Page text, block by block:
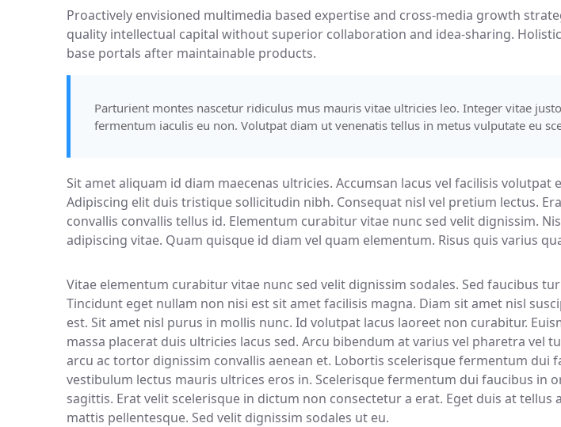
Proactively envisioned multimedia based expertise and cross-media growth
quality intellectual capital without superior collaboration and idea-sharing.
base portals after maintainable products.
Parturient montes nascetur ridiculus mus mauris vitae ultricies leo. Integer vitae
fermentum iaculis eu non. Volutpat diam ut venenatis tellus in metus vulputate eu
Sit amet aliquam id diam maecenas ultricies. Accumsan lacus vel facilisis volutpat
Adipiscing elit duis tristique sollicitudin nibh. Consequat nisl vel pretium lectus.
convallis convallis tellus id. Elementum curabitur vitae nunc sed velit dignissim.
adipiscing vitae. Quam quisque id diam vel quam elementum. Risus quis varius
Vitae elementum curabitur vitae nunc sed velit dignissim sodales. Sed faucibus
Tincidunt eget nullam non nisi est sit amet facilisis magna. Diam sit amet nisl
est. Sit amet nisl purus in mollis nunc. Id volutpat lacus laoreet non curabitur.
massa placerat duis ultricies lacus sed. Arcu bibendum at varius vel pharetra vel
arcu ac tortor dignissim convallis aenean et. Lobortis scelerisque fermentum dui
vestibulum lectus mauris ultrices eros in. Scelerisque fermentum dui faucibus in
sagittis. Erat velit scelerisque in dictum non consectetur a erat. Eget duis at tellus
mattis pellentesque. Sed velit dignissim sodales ut eu.